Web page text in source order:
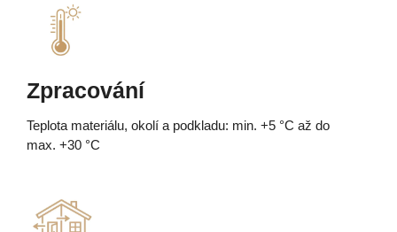
Zpracování
Teplota materiálu, okolí a podkladu: min. +5 °C až do
max. +30 °C